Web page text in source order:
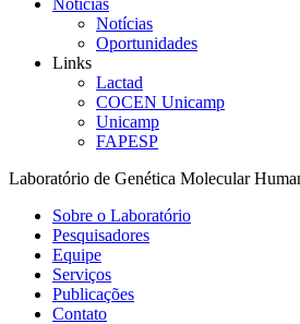
Notícias
Notícias
Oportunidades
Links
Lactad
COCEN Unicamp
Unicamp
FAPESP
Laboratório de Genética Molecular
Sobre o Laboratório
Pesquisadores
Equipe
Serviços
Publicações
Contato